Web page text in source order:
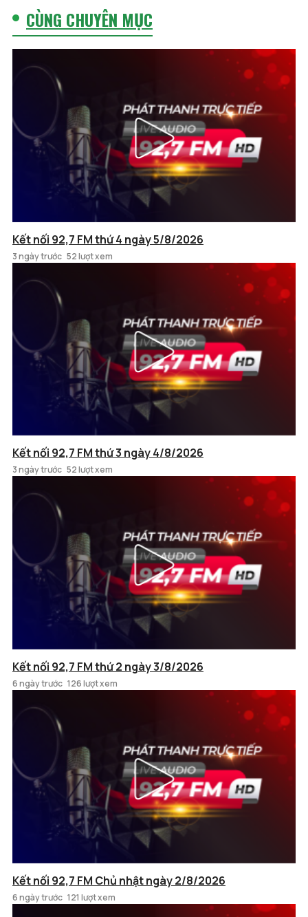
CÙNG CHUYÊN MỤC
Kết nối 92,7 FM thứ 4 ngày 5/8/2026
3 ngày trước 52 lượt xem
Kết nối 92,7 FM thứ 3 ngày 4/8/2026
3 ngày trước 52 lượt xem
Kết nối 92,7 FM thứ 2 ngày 3/8/2026
6 ngày trước 126 lượt xem
Kết nối 92,7 FM Chủ nhật ngày 2/8/2026
6 ngày trước 121 lượt xem